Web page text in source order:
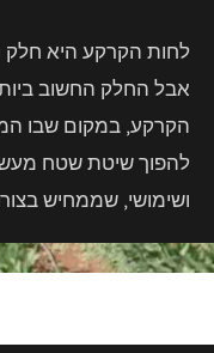
לחות הקרקע היא חלק
אבל החלק החשוב
הקרקע, במקום שבו
להפוך שיטת שטח
ושימושי, שממחיש